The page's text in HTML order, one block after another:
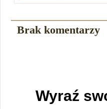
Brak komentarzy
Wyraź